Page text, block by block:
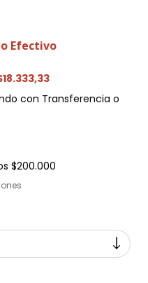
Efectivo
con Transferencia o
$200.000